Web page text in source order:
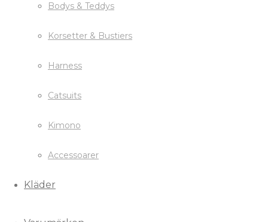
Bodys & Teddys
Korsetter & Bustiers
Harness
Catsuits
Kimono
Accessoarer
Kläder